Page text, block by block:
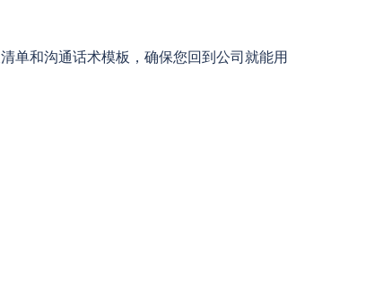
单和沟通话术模板，确保您回到公司就能用